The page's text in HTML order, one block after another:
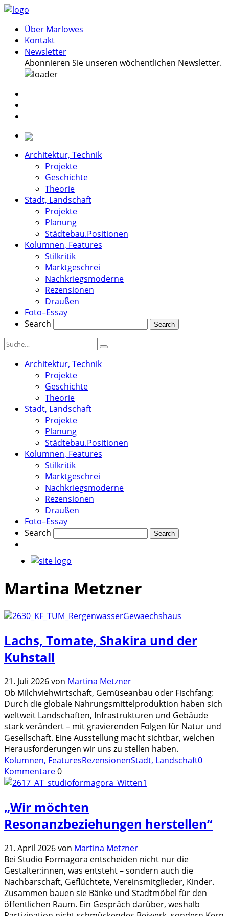
Über Marlowes
Kontakt
Newsletter
Abonnieren Sie unseren wöchentlichen Newsletter.
Architektur, Technik
Projekte
Geschichte
Theorie
Stadt, Landschaft
Projekte
Planung
Städtebau.Positionen
Kolumnen, Features
Stilkritik
Marktgeschrei
Nachkriegsmoderne
Rezensionen
Draußen
Foto–Essay
Search
Architektur, Technik
Projekte
Geschichte
Theorie
Stadt, Landschaft
Projekte
Planung
Städtebau.Positionen
Kolumnen, Features
Stilkritik
Marktgeschrei
Nachkriegsmoderne
Rezensionen
Draußen
Foto–Essay
Search
Martina Metzner
Lachs, Tomate, Shakira und der
Kuhstall
21. Juli 2026von Martina Metzner
Ob Milchviehwirtschaft, Gemüseanbau oder Fischfang:
Durch die globale Nahrungsmittelproduktion haben sich
weltweit Landschaften, Infrastrukturen und Gebäude
stark verändert – mit gravierenden Folgen für Natur und
Gesellschaft. Eine Ausstellung macht sichtbar, welchen
Herausforderungen wir uns zu stellen haben.
Kolumnen, FeaturesRezensionenStadt, Landschaft0
Kommentare0
„Wir möchten
Resonanzbeziehungen herstellen“
21. April 2026von Martina Metzner
Bei Studio Formagora entscheiden nicht nur die
Gestalter:innen, was entsteht – sondern auch die
Nachbarschaft, Geflüchtete, Vereinsmitglieder, Kinder.
Zusammen bauen sie Bänke und Stadtmöbel für den
öffentlichen Raum. Ein Gespräch darüber, weshalb